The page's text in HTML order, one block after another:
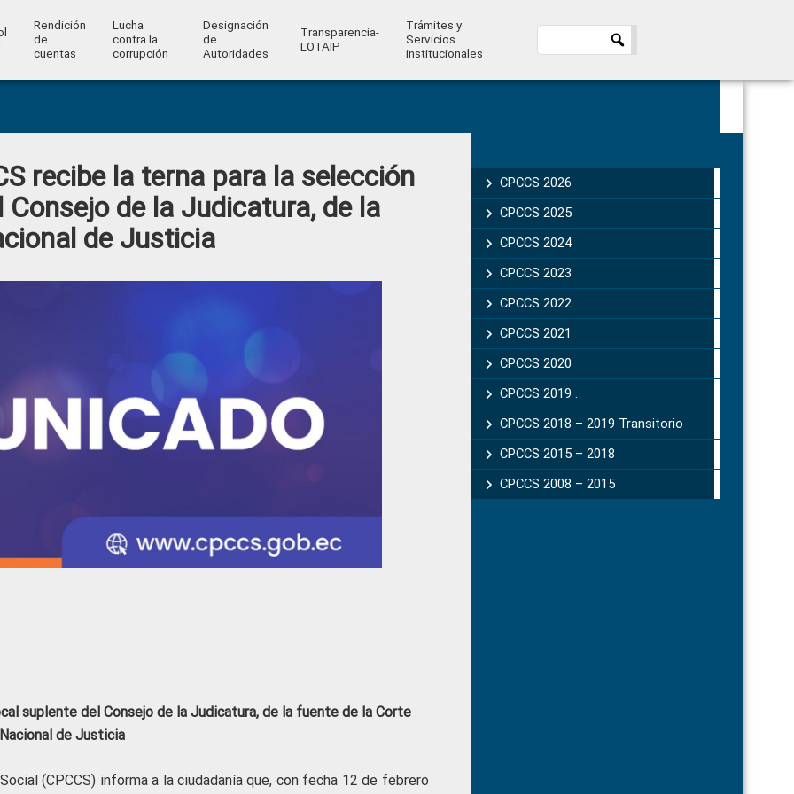
Rendición
de
cuentas
Lucha
contra la
corrupción
Designación
de
Autoridades
Transparencia-
LOTAIP
Trámites y
Servicios
institucionales
recibe la terna para la selección
de la Judicatura, de la
de Justicia
suplente del Consejo de la Judicatura, de la fuente de la Corte
Nacional de Justicia
(CPCCS) informa a la ciudadanía que, con fecha 12 de febrero
Sidebar
CPCCS 2026
CPCCS 2025
CPCCS 2024
CPCCS 2023
CPCCS 2022
CPCCS 2021
CPCCS 2020
CPCCS 2019 .
CPCCS 2018 – 2019 Transitorio
CPCCS 2015 – 2018
CPCCS 2008 – 2015